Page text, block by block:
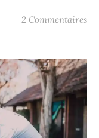
2 Commentaires